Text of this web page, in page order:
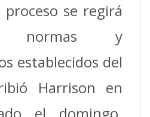
proceso se regirá
y
establecidos del
Harrison en